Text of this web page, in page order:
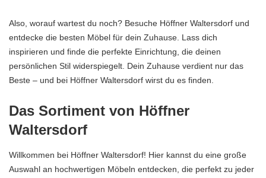
Also, worauf wartest du noch? Besuche Höffner Waltersdorf und
entdecke die besten Möbel für dein Zuhause. Lass dich
inspirieren und finde die perfekte Einrichtung, die deinen
persönlichen Stil widerspiegelt. Dein Zuhause verdient nur das
Beste – und bei Höffner Waltersdorf wirst du es finden.
Das Sortiment von Höffner
Waltersdorf
Willkommen bei Höffner Waltersdorf! Hier kannst du eine große
Auswahl an hochwertigen Möbeln entdecken, die perfekt zu jeder